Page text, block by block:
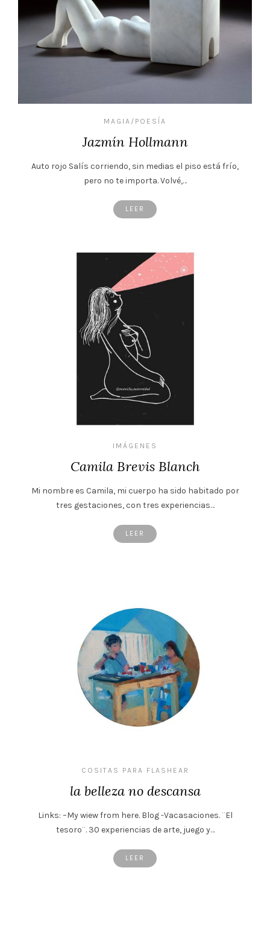
MAGIA/POESÍA
Jazmín Hollmann
Auto rojo Salís corriendo, sin medias el piso está frío,
pero no te importa. Volvé,…
LEER
IMÁGENES
Camila Brevis Blanch
Mi nombre es Camila, mi cuerpo ha sido habitado por
tres gestaciones, con tres experiencias…
LEER
COSITAS PARA FLASHEAR
la belleza no descansa
Links: –My wiew from here. Blog -Vacasaciones. ¨El
tesoro¨. 30 experiencias de arte, juego y…
LEER